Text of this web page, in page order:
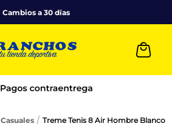
Cambios a 30 días
Casuales Treme Tenis 8 Air Hombre Blanco